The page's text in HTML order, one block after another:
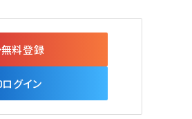
無料登録
ログイン